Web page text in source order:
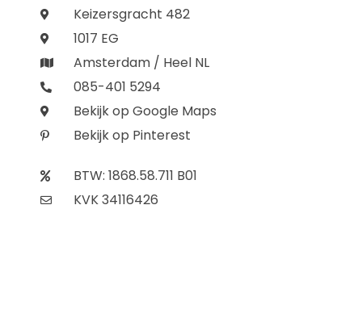
Keizersgracht 482
1017 EG
Amsterdam / Heel NL
085-401 5294
Bekijk op Google Maps
Bekijk op Pinterest
BTW: 1868.58.711 B01
KVK 34116426